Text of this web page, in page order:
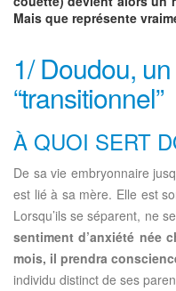
Mais que représente
1/ Doudou,
“transitionnel”
À QUOI SERT
De sa vie embryonnaire
est lié à sa mère. Elle est
Lorsqu’ils se séparent, ne
sentiment d’anxiété née
mois, il prendra
individu distinct de ses